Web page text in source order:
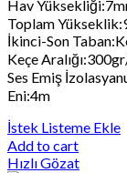
Hav
Toplam
İkinci-Son
Keçe
Ses Emiş
Eni:4m
İstek Listeme Ekle
Add to cart
Hızlı Gözat